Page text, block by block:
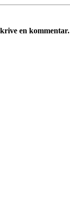
en kommentar.